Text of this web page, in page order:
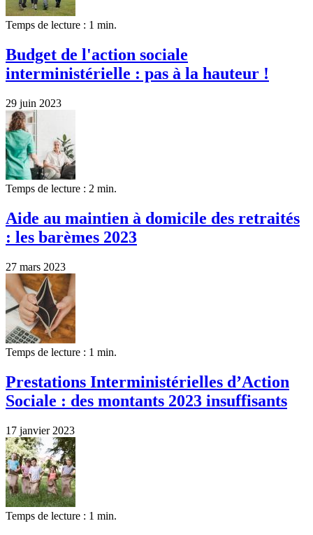
Temps de lecture : 1 min.
Budget de l'action sociale
interministérielle : pas à la hauteur !
29 juin 2023
Temps de lecture : 2 min.
Aide au maintien à domicile des retraités
: les barèmes 2023
27 mars 2023
Temps de lecture : 1 min.
Prestations Interministérielles d’Action
Sociale : des montants 2023 insuffisants
17 janvier 2023
Temps de lecture : 1 min.